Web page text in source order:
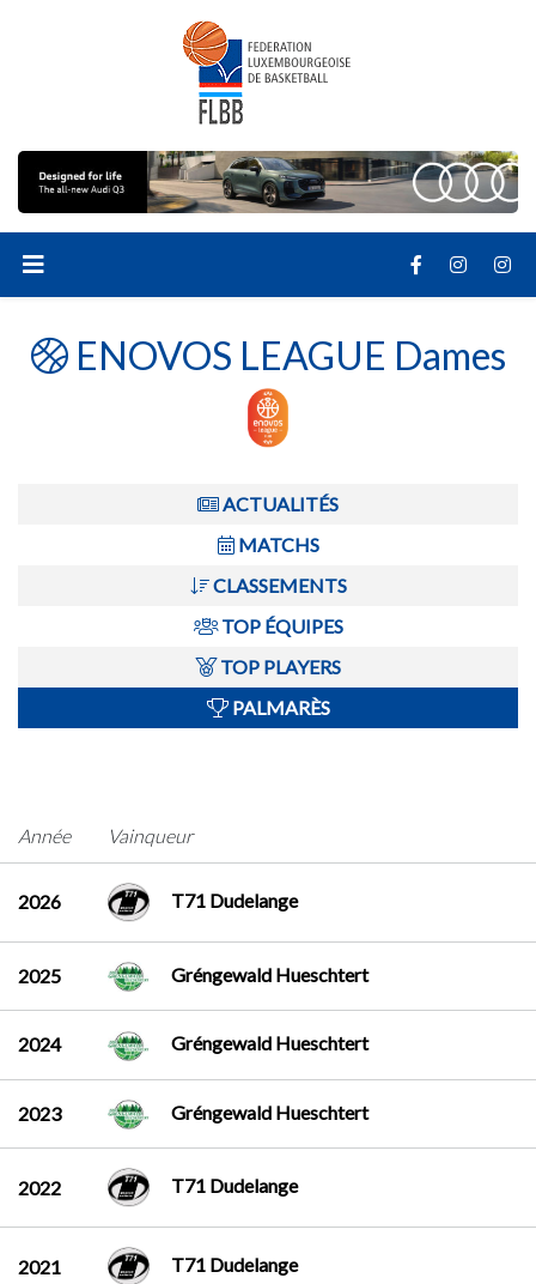
ENOVOS LEAGUE Dames
ACTUALITÉS
MATCHS
CLASSEMENTS
TOP ÉQUIPES
TOP PLAYERS
PALMARÈS
Année Vainqueur
2026 T71 Dudelange
2025 Gréngewald Hueschtert
2024 Gréngewald Hueschtert
2023 Gréngewald Hueschtert
2022 T71 Dudelange
2021 T71 Dudelange